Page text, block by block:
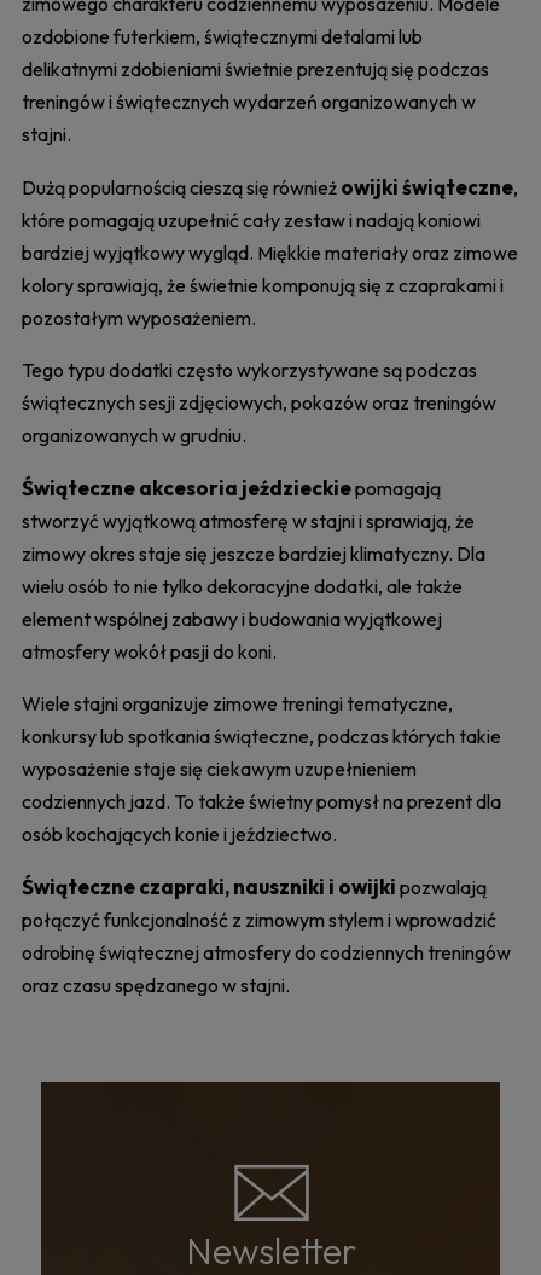
ozdobione futerkiem, świątecznymi detalami lub
delikatnymi zdobieniami świetnie prezentują się podczas
treningów i świątecznych wydarzeń organizowanych w
stajni.
Dużą popularnością cieszą się również owijki świąteczne,
które pomagają uzupełnić cały zestaw i nadają koniowi
bardziej wyjątkowy wygląd. Miękkie materiały oraz zimowe
kolory sprawiają, że świetnie komponują się z czaprakami i
pozostałym wyposażeniem.
Tego typu dodatki często wykorzystywane są podczas
świątecznych sesji zdjęciowych, pokazów oraz treningów
organizowanych w grudniu.
Świąteczne akcesoria jeździeckiepomagają
stworzyć wyjątkową atmosferę w stajni i sprawiają, że
zimowy okres staje się jeszcze bardziej klimatyczny. Dla
wielu osób to nie tylko dekoracyjne dodatki, ale także
element wspólnej zabawy i budowania wyjątkowej
atmosfery wokół pasji do koni.
Wiele stajni organizuje zimowe treningi tematyczne,
konkursy lub spotkania świąteczne, podczas których takie
wyposażenie staje się ciekawym uzupełnieniem
codziennych jazd. To także świetny pomysł na prezent dla
osób kochających konie i jeździectwo.
Świąteczne czapraki, nauszniki i owijki pozwalają
połączyć funkcjonalność z zimowym stylem i wprowadzić
odrobinę świątecznej atmosfery do codziennych treningów
oraz czasu spędzanego w stajni.
Newsletter